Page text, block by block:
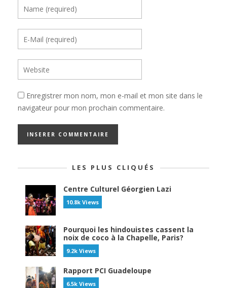
Enregistrer mon nom, mon e-mail et mon site dans le
navigateur pour mon prochain commentaire.
LES PLUS CLIQUÉS
Centre Culturel Géorgien Lazi
10.8k Views
Pourquoi les hindouistes cassent la
noix de coco à la Chapelle, Paris?
9.2k Views
Rapport PCI Guadeloupe
6.5k Views